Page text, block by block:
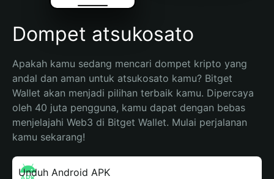
Dompet atsukosato
Apakah kamu sedang mencari dompet kripto yang
andal dan aman untuk atsukosato kamu? Bitget
Wallet akan menjadi pilihan terbaik kamu. Dipercaya
oleh 40 juta pengguna, kamu dapat dengan bebas
menjelajahi Web3 di Bitget Wallet. Mulai perjalanan
kamu sekarang!
Unduh Android APK